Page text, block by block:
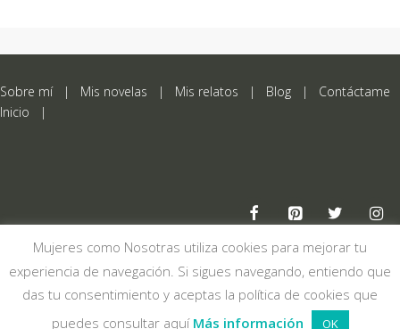
Sobre mí| Mis novelas | Mis relatos | Blog | Contáctame
Inicio |
Política de privacidad
© 2026 María Montesinos
Mujeres como Nosotras utiliza cookies para mejorar tu
experiencia de navegación. Si sigues navegando, entiendo que
das tu consentimiento y aceptas la política de cookies que
puedes consultar aquí Más información OK